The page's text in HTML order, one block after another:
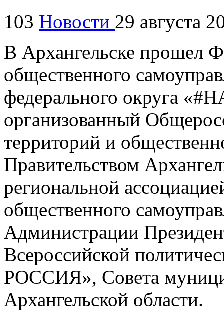
103 Новости 29 августа
В Архангельске прошел
общественного
федерального округа
организованный
территорий и
Правительством
региональной
общественного
Администрации
Всероссийской
РОССИЯ», Совета
Архангельской области.